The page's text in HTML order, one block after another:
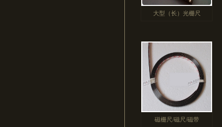
大型（长）光栅尺
磁栅尺/磁尺/磁带